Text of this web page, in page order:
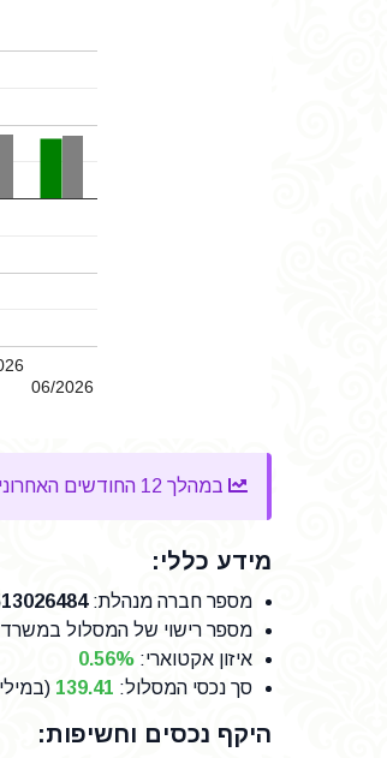
06/2026
במהלך 12 החודשים האחרונים, הצליחה "הפניקס פנסיה משלימה עוקב מדדי מניות" להשיג
מידע כללי:
מספר חברה מנהלת:
מספר רישוי של המסלול
איזון אקטוארי: 0.56%
סך נכסי המסלול: 139.41
היקף נכסים וחשיפות: